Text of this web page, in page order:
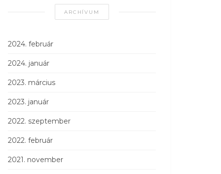
ARCHÍVUM
2024. február
2024. január
2023. március
2023. január
2022. szeptember
2022. február
2021. november